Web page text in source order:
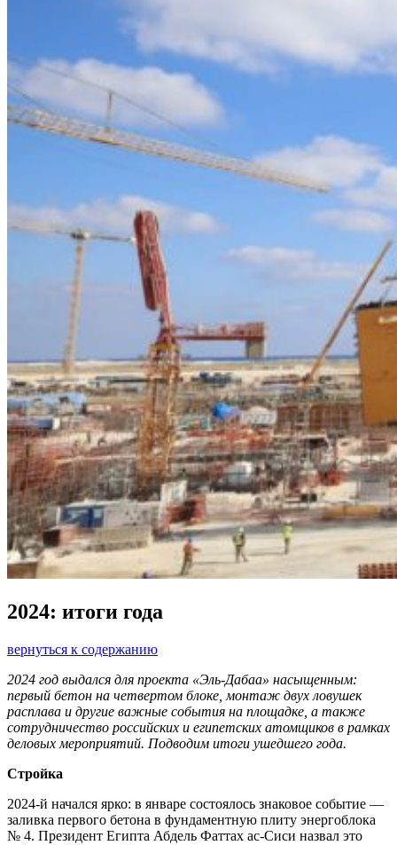
2024: итоги года
вернуться к содержанию
2024 год выдался для проекта «Эль-Дабаа» насыщенным:
первый бетон на четвертом блоке, монтаж двух ловушек
расплава и другие важные события на площадке, а также
сотрудничество российских и египетских атомщиков в рамках
деловых мероприятий. Подводим итоги ушедшего года.
Стройка
2024-й начался ярко: в январе состоялось знаковое событие —
заливка первого бетона в фундаментную плиту энергоблока
№ 4. Президент Египта Абдель Фаттах ас-Сиси назвал это